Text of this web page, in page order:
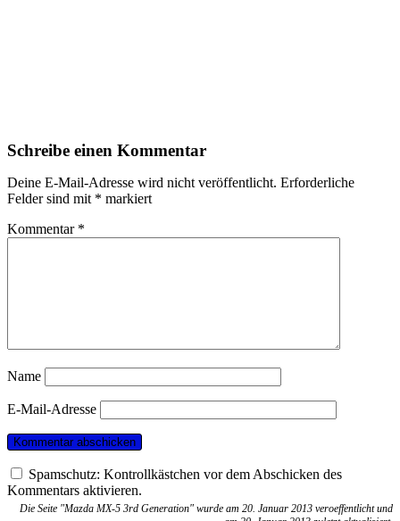
Schreibe einen Kommentar
Deine E-Mail-Adresse wird nicht veröffentlicht. Erforderliche
Felder sind mit * markiert
Kommentar *
Name
E-Mail-Adresse
Spamschutz: Kontrollkästchen vor dem Abschicken des
Kommentars aktivieren.
Die Seite "Mazda MX-5 3rd Generation" wurde am 20. Januar 2013 veroeffentlicht und